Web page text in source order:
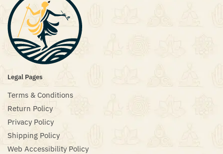
Legal Pages
Terms & Conditions
Return Policy
Privacy Policy
Shipping Policy
Web Accessibility Policy